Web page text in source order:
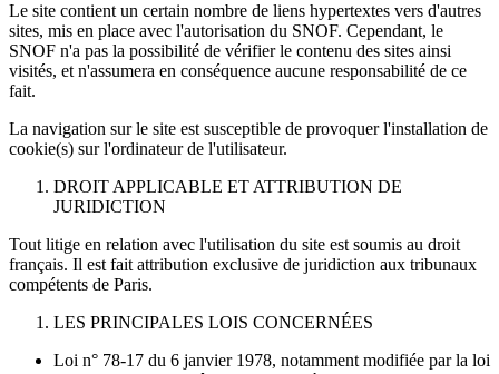
Le site contient un certain nombre de liens hypertextes vers d'autres
sites, mis en place avec l'autorisation du SNOF. Cependant, le
SNOF n'a pas la possibilité de vérifier le contenu des sites ainsi
visités, et n'assumera en conséquence aucune responsabilité de ce
fait.
La navigation sur le site est susceptible de provoquer l'installation de
cookie(s) sur l'ordinateur de l'utilisateur.
DROIT APPLICABLE ET ATTRIBUTION DE
JURIDICTION
Tout litige en relation avec l'utilisation du site est soumis au droit
français. Il est fait attribution exclusive de juridiction aux tribunaux
compétents de Paris.
LES PRINCIPALES LOIS CONCERNÉES
Loi n° 78-17 du 6 janvier 1978, notamment modifiée par la loi